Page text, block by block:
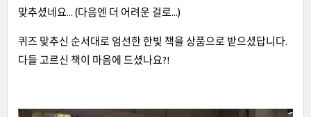
맞추셨네요... (다음엔 더 어려운 걸로...)
퀴즈 맞추신 순서대로 엄선한 한빛 책을 상품으로 받으셨답니다.
다들 고르신 책이 마음에 드셨나요?!